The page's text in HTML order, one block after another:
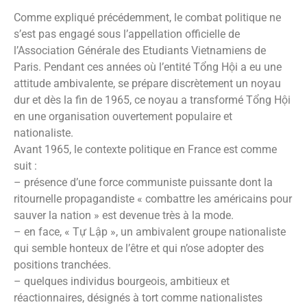
Comme expliqué précédemment, le combat politique ne
s’est pas engagé sous l’appellation officielle de
l’Association Générale des Etudiants Vietnamiens de
Paris. Pendant ces années où l’entité Tổng Hội a eu une
attitude ambivalente, se prépare discrètement un noyau
dur et dès la fin de 1965, ce noyau a transformé Tổng Hội
en une organisation ouvertement populaire et
nationaliste.
Avant 1965, le contexte politique en France est comme
suit :
– présence d’une force communiste puissante dont la
ritournelle propagandiste « combattre les américains pour
sauver la nation » est devenue très à la mode.
– en face, « Tự Lập », un ambivalent groupe nationaliste
qui semble honteux de l’être et qui n’ose adopter des
positions tranchées.
– quelques individus bourgeois, ambitieux et
réactionnaires, désignés à tort comme nationalistes